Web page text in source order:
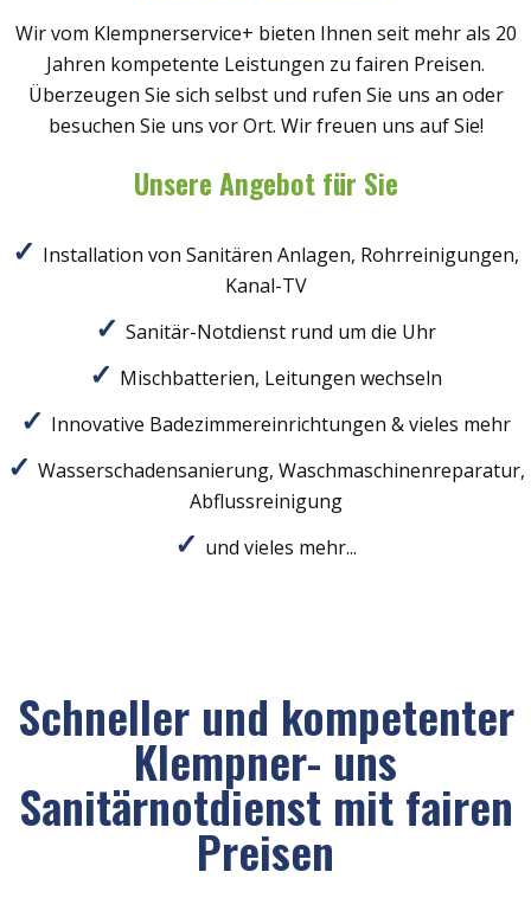
Wir vom Klempnerservice+ bieten Ihnen seit mehr als 20
Jahren kompetente Leistungen zu fairen Preisen.
Überzeugen Sie sich selbst und rufen Sie uns an oder
besuchen Sie uns vor Ort. Wir freuen uns auf Sie!
Unsere Angebot für Sie
Installation von Sanitären Anlagen, Rohrreinigungen,
Kanal-TV
Sanitär-Notdienst rund um die Uhr
Mischbatterien, Leitungen wechseln
Innovative Badezimmereinrichtungen & vieles mehr
Wasserschadensanierung, Waschmaschinenreparatur,
Abflussreinigung
und vieles mehr...
Schneller und kompetenter
Klempner- uns
Sanitärnotdienst mit fairen
Preisen